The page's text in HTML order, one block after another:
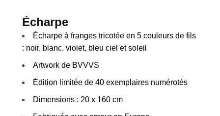
Écharpe
Écharpe à franges tricotée en 5 couleurs de fils
: noir, blanc, violet, bleu ciel et soleil
Artwork de BVVVS
Édition limitée de 40 exemplaires numérotés
Dimensions : 20 x 160 cm